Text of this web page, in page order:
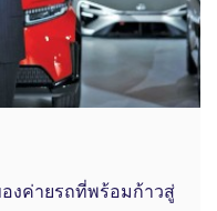
งค่ายรถที่พร้อมก้าวสู่